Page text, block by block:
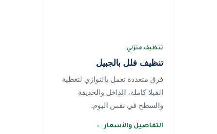
تنظيف منزلي
تنظيف فلل بالجبيل
فرق متعددة تعمل بالتوازي لتغطية
الفيلا كاملة، الداخل والحديقة
والسطح في نفس اليوم.
التفاصيل والأسعار ←